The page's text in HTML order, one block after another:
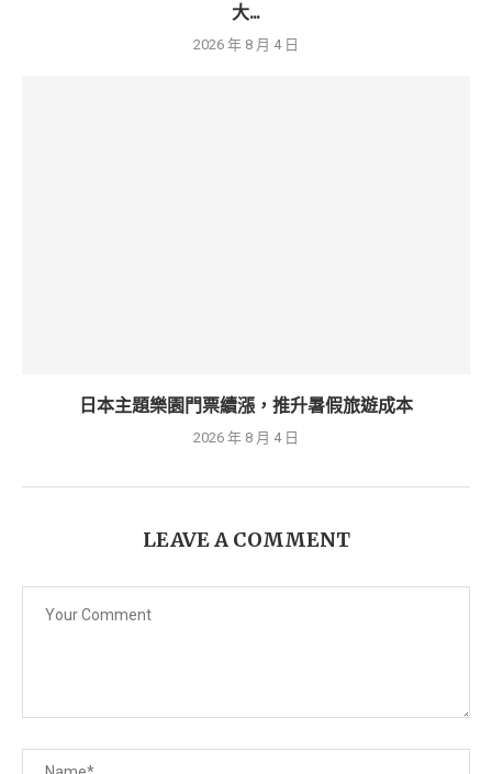
大...
2026 年 8 月 4 日
日本主題樂園門票續漲，推升暑假旅遊成本
2026 年 8 月 4 日
LEAVE A COMMENT